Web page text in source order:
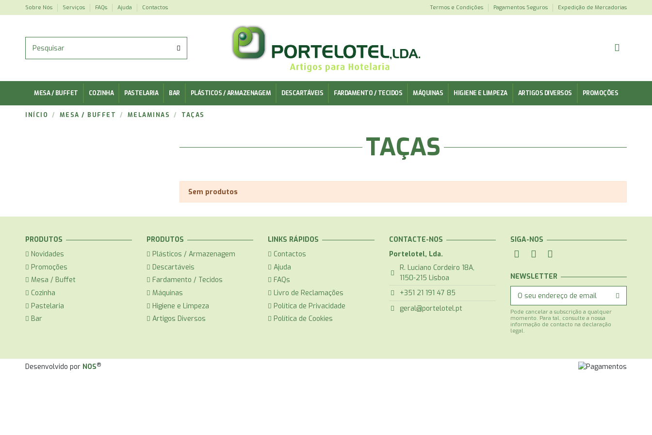
Sobre Nós Serviços FAQs Ajuda Contactos Termos e Condições Pagamentos Seguros Expedição de Mercadorias
MESA / BUFFET COZINHA PASTELARIA BAR PLÁSTICOS / ARMAZENAGEM DESCARTÁVEIS FARDAMENTO / TECIDOS MÁQUINAS HIGIENE E LIMPEZA ARTIGOS DIVERSOS PROMOÇÕES
INÍCIO MESA / BUFFET MELAMINAS TAÇAS
TAÇAS
Sem produtos
PRODUTOS
Novidades
Promoções
Mesa / Buffet
Cozinha
Pastelaria
Bar
PRODUTOS
Plásticos / Armazenagem
Descartáveis
Fardamento / Tecidos
Máquinas
Higiene e Limpeza
Artigos Diversos
LINKS RÁPIDOS
Contactos
Ajuda
FAQs
Livro de Reclamações
Política de Privacidade
Política de Cookies
CONTACTE-NOS
Portelotel, Lda.
R. Luciano Cordeiro 18A,
1150-215 Lisboa
+351 21 191 47 85
geral@portelotel.pt
SIGA-NOS
NEWSLETTER
Pode cancelar a subscrição a qualquer
momento. Para tal, consulte a nossa
informação de contacto na declaração
legal.
Desenvolvido por NOS®